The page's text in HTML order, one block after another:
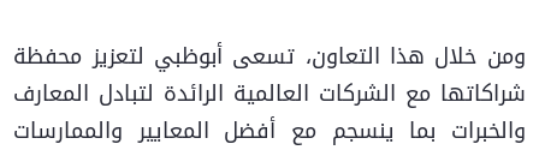
ومن خلال هذا التعاون، تسعى أبوظبي لتعزيز محفظة
شراكاتها مع الشركات العالمية الرائدة لتبادل المعارف
والخبرات بما ينسجم مع أفضل المعايير والممارسات